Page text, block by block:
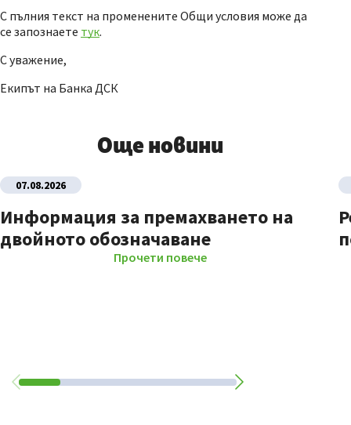
С пълния текст на променените Общи условия може да
се запознаете тук.
С уважение,
Екипът на Банка ДСК
Още новини
07.08.2026
Информация за премахването на
двойното обозначаване
Прочети повече